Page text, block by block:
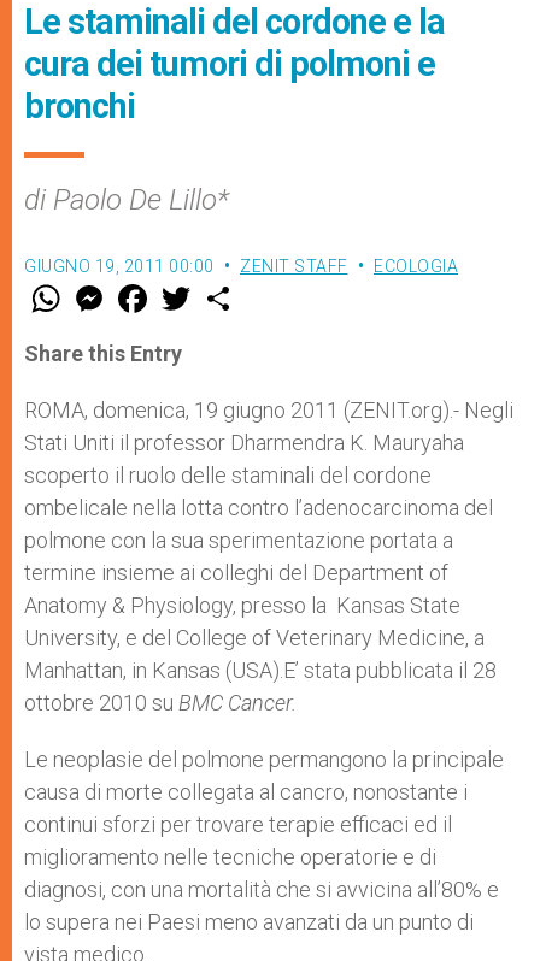
Le staminali del cordone e la
cura dei tumori di polmoni e
bronchi
di Paolo De Lillo*
GIUGNO 19, 2011 00:00 ZENIT STAFF ECOLOGIA
W
t
s
p
p
M
e
s
e
g
e
r
F
a
e
b
o
k
w
r
Share this Entry
ROMA, domenica, 19 giugno 2011 (ZENIT.org).- Negli
Stati Uniti il professor Dharmendra K. Mauryaha
scoperto il ruolo delle staminali del cordone
ombelicale nella lotta contro l’adenocarcinoma del
polmone con la sua sperimentazione portata a
termine insieme ai colleghi del Department of
Anatomy & Physiology, presso la Kansas State
University, e del College of Veterinary Medicine, a
Manhattan, in Kansas (USA).E’ stata pubblicata il 28
ottobre 2010 su BMC Cancer.
Le neoplasie del polmone permangono la principale
causa di morte collegata al cancro, nonostante i
continui sforzi per trovare terapie efficaci ed il
miglioramento nelle tecniche operatorie e di
diagnosi, con una mortalità che si avvicina all’80% e
lo supera nei Paesi meno avanzati da un punto di
vista medico.